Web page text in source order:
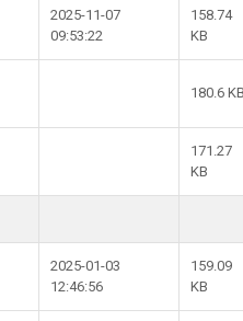
2025-11-07
09:53:22
158.74
KB
180.6
171.27
KB
2025-01-03
12:46:56
159.09
KB